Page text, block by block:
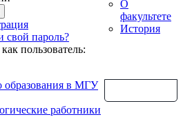
свой пароль?
пользователь:
О
факультете
История
образования в МГУ
работники